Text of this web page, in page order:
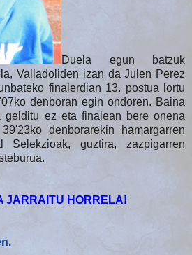
Duela egun batzuk
Valladoliden izan da Julen Perez
finalerdian 13. postua lortu
denboran egin ondoren. Baina
gelditu ez eta finalean bere onena
denborarekin hamargarren
Selekzioak, guztira, zazpigarren
JARRAITU HORRELA!